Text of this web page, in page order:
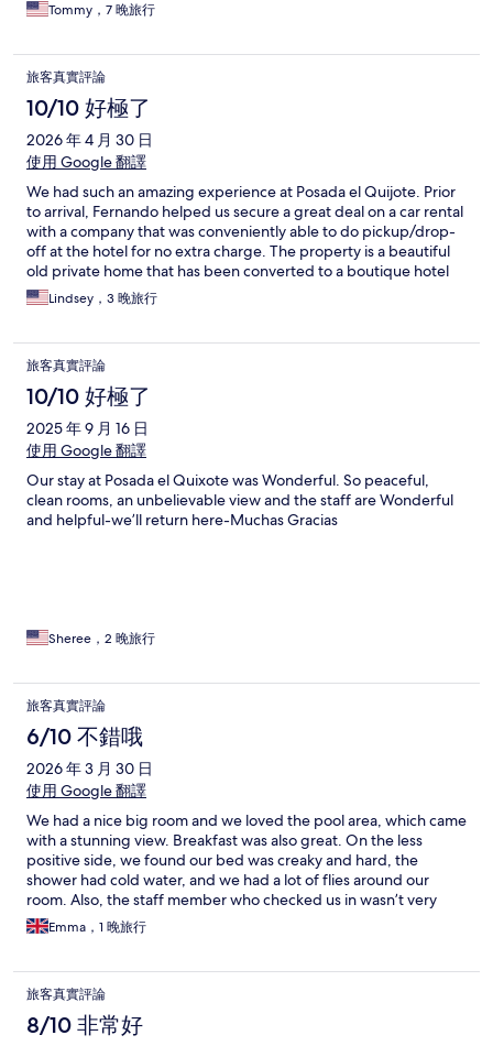
Tommy，7 晚旅行
旅客真實評論
10/10 好極了
2026 年 4 月 30 日
使用 Google 翻譯
We had such an amazing experience at Posada el Quijote. Prior
to arrival, Fernando helped us secure a great deal on a car rental
with a company that was conveniently able to do pickup/drop-
off at the hotel for no extra charge. The property is a beautiful
old private home that has been converted to a boutique hotel
with tons of character. Our room was very quiet, daily freshly
prepared breakfast was delightful, the pool was lovely, and all
find alternative accommodations when we unexpectedly
needed to extend our stay in San Jose as Quijote was fully
booked. We will definitely be returning on our next trip to San
Jose!
Lindsey，3 晚旅行
旅客真實評論
10/10 好極了
2025 年 9 月 16 日
使用 Google 翻譯
Our stay at Posada el Quixote was Wonderful. So peaceful,
clean rooms, an unbelievable view and the staff are Wonderful
and helpful-we’ll return here-Muchas Gracias
Sheree，2 晚旅行
旅客真實評論
6/10 不錯哦
2026 年 3 月 30 日
使用 Google 翻譯
We had a nice big room and we loved the pool area, which came
with a stunning view. Breakfast was also great. On the less
positive side, we found our bed was creaky and hard, the
shower had cold water, and we had a lot of flies around our
room. Also, the staff member who checked us in wasn’t very
forthcoming with information.
Emma，1 晚旅行
旅客真實評論
8/10 非常好